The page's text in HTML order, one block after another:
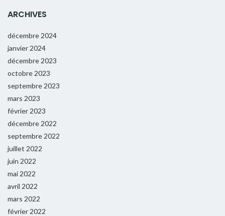
ARCHIVES
décembre 2024
janvier 2024
décembre 2023
octobre 2023
septembre 2023
mars 2023
février 2023
décembre 2022
septembre 2022
juillet 2022
juin 2022
mai 2022
avril 2022
mars 2022
février 2022